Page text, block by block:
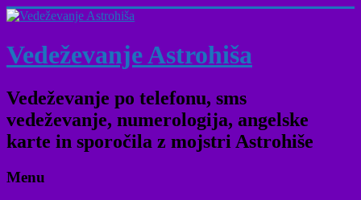
Vedeževanje Astrohiša
Vedeževanje po telefonu, sms
vedeževanje, numerologija, angelske
karte in sporočila z mojstri Astrohiše
Menu